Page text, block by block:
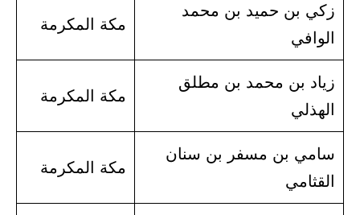
زكي بن حميد بن محمد
الوافي
مكة المكرمة
زياد بن محمد بن مطلق
الهذلي
مكة المكرمة
سامي بن مسفر بن سنان
القثامي
مكة المكرمة